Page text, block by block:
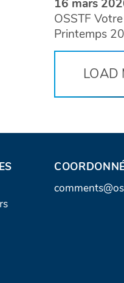
16 mars
OSSTF
Printemps
LOAD
A